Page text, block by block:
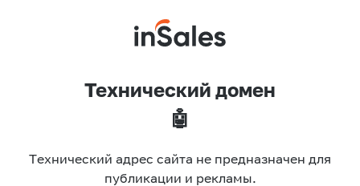
Технический домен
🤖
Технический адрес сайта не предназначен для
публикации и рекламы.